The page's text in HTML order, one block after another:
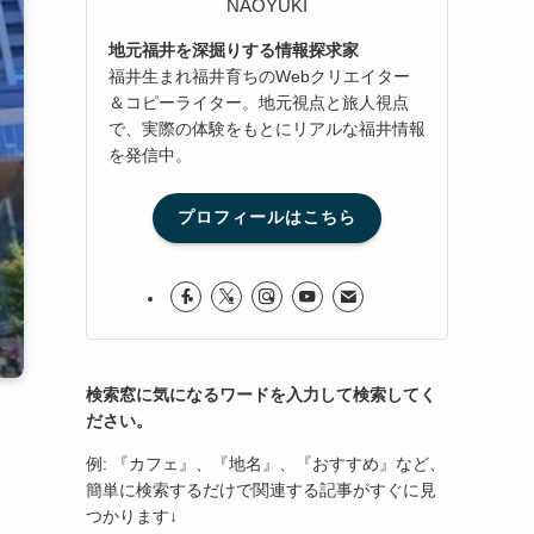
NAOYUKI
地元福井を深掘りする情報探求家
福井生まれ福井育ちのWebクリエイター
＆コピーライター。地元視点と旅人視点
で、実際の体験をもとにリアルな福井情報
を発信中。
プロフィールはこちら
検索窓に気になるワードを入力して検索してく
ださい。
例: 『カフェ』、『地名』、『おすすめ』など、
簡単に検索するだけで関連する記事がすぐに見
つかります↓